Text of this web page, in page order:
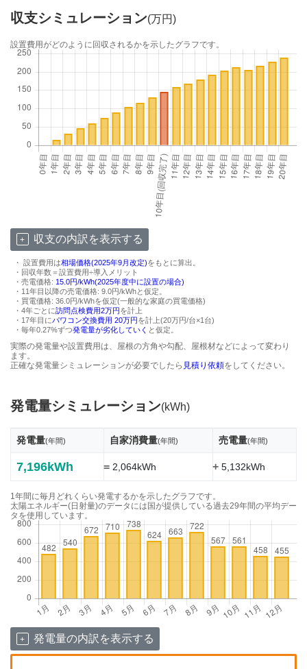
収支シミュレーション(万円)
設置費用がどのように回収されるかを示したグラフです。
収支の内訳を表示する
・ 設置費用は相場価格(2025年9月改定)をもとに算出。
・回収年数＝設置費用÷導入メリット
・売電価格: 15.0円/kWh(2025年度中に設置の場合)
・11年目以降の売電価格: 9.0円/kWhと仮定。
・買電価格: 36.0円/kWhを仮定(一般的な家庭の買電価格)
・4年ごとに訪問点検費用2万円を計上
・17年目にパワコン交換費用 20万円を計上(20万円/台×1台)
・毎年0.27%ずつ発電量が劣化していく と仮定。
実際の発電量や設置費用は、屋根の方角や勾配、屋根材などによって変わり
ます。
正確な発電量シミュレーションが必要でしたら 見積り依頼をしてください。
発電量シミュレーション(kWh)
発電量(年間) 自家消費量(年間) 売電量(年間)
7,196kWh =2,064kWh +5,132kWh
1年間に毎月どれくらい発電するかを示したグラフです。
太陽エネルギー(日射量)のデータには国が提供している過去29年間の平均デー
タを使用しています。
発電量の内訳を表示する